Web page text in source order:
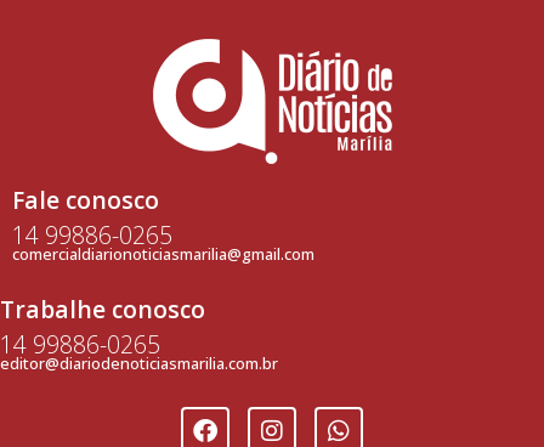
Fale conosco
14 99886-0265
comercialdiarionoticiasmarilia@gmail.com
Trabalhe conosco
14 99886-0265
editor@diariodenoticiasmarilia.com.br